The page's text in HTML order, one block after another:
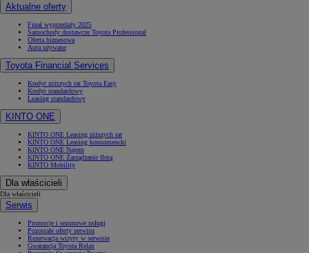
Aktualne oferty
Finał wyprzedaży 2025
Samochody dostawcze Toyota Professional
Oferta biznesowa
Auta używane
Toyota Financial Services
Kredyt niższych rat Toyota Easy
Kredyt standardowy
Leasing standardowy
KINTO ONE
KINTO ONE Leasing niższych rat
KINTO ONE Leasing konsumencki
KINTO ONE Najem
KINTO ONE Zarządzanie flotą
KINTO Mobility
Dla właścicieli
Dla właścicieli
Serwis
Promocje i sezonowe usługi
Pozostałe oferty serwisu
Rezerwacja wizyty w serwisie
Gwarancja Toyota Relax